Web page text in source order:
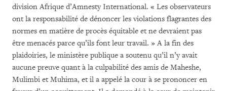
division Afrique d’Amnesty International. « Les observateurs
ont la responsabilité de dénoncer les violations flagrantes des
normes en matière de procès équitable et ne devraient pas
être menacés parce qu’ils font leur travail. » A la fin des
plaidoiries, le ministère publique a soutenu qu’il n’y avait
aucune preuve quant à la culpabilité des amis de Maheshe,
Mulimbi et Muhima, et il a appelé la cour à se prononcer en